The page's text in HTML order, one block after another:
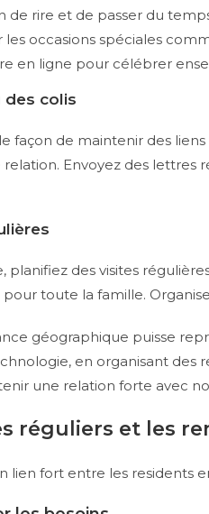
de rire et de passer du
les occasions spéciales
en ligne pour célébrer
des colis
façon de maintenir des
Envoyez des lettres
planifiez des visites
toute la famille.
géographique puisse
en organisant
une relation forte avec
réguliers et les